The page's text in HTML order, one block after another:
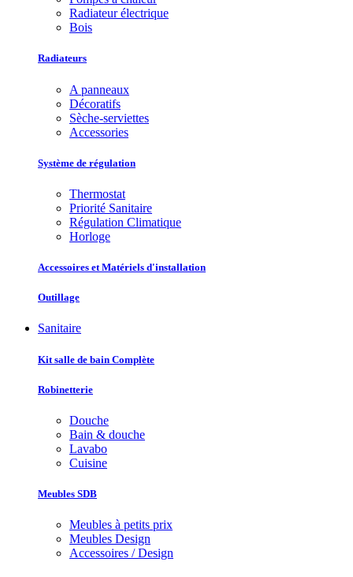
Radiateur électrique
Bois
Radiateurs
A panneaux
Décoratifs
Sèche-serviettes
Accessories
Système de régulation
Thermostat
Priorité Sanitaire
Régulation Climatique
Horloge
Accessoires et Matériels d'installation
Outillage
Sanitaire
Kit salle de bain Complète
Robinetterie
Douche
Bain & douche
Lavabo
Cuisine
Meubles SDB
Meubles à petits prix
Meubles Design
Accessoires / Design